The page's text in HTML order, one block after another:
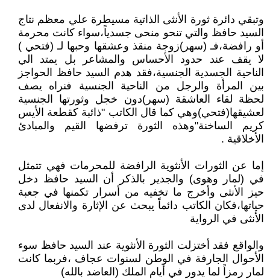
وتبقي دائرة ثورة الأنثى الذاتية مسيطرة علي معظم نتاج
السيد حافظ والتي تنحو منحى جسدياً،سواء كانت محرمة
أو رافضة،فـ (سهر)زوجة منقذ وعشقها وحبها لـ (فتحي )
لا يقف عند حدود الأحساس والمشاعر بل يمتد الي
الناحية الجسدية الجنسية،فقد هدم السيد حافظ الحواجز
بين المرأة والرجل من الناحية الجنسية فنراه يصف
لحظة لقاء العاشقة (سهر)دون خجل وثورتها الجنسية
لعشيقها(فتحي)وهي كما قال الكاتب "ذائبة كقطعة الأيس
كريم الساخنة"وهذه الثورة ترفضها القيم والمبادئ
الأخلاقية .
إما عن الثورات الأنثوية الرافضة للمحرمات فهي تتمثل
في (لمار وهوى) والجدير بالذكر أن السيد حافظ دخل
حيز الأنثى وأخرج ما تخفيه من أسرار تكمنها في جعبة
حياتها،فكان الكاتب دائماً يبحث عن الإثارة والانفعال لدى
الأنثى في الرواية
والواقع فقد أختزلت الثورة الأنثوية عند السيد حافظ سوء
الأحوال الجارفة في الوطن لسنوات عجاف ،فربما كانت
لمار رمزاً لما يدور في أيام الملك (العاضد بالله)